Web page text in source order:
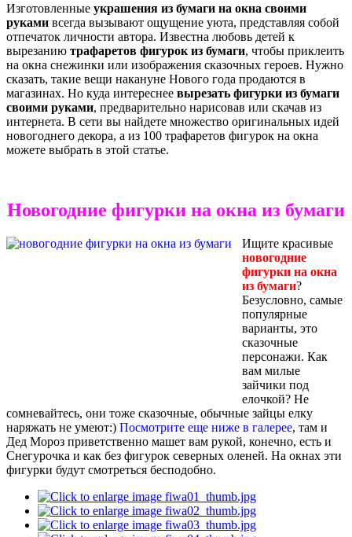
Изготовленные украшения из бумаги на окна своими
руками всегда вызывают ощущение уюта, представляя собой
отпечаток личности автора. Известна любовь детей к
вырезанию трафаретов фигурок из бумаги, чтобы приклеить
на окна снежинки или изображения сказочных героев. Нужно
сказать, такие вещи накануне Нового года продаются в
магазинах. Но куда интереснее вырезать фигурки из бумаги
своими руками, предварительно нарисовав или скачав из
интернета. В сети вы найдете множество оригинальных идей
новогоднего декора, а из 100 трафаретов фигурок на окна
можете выбрать в этой статье.
Новогодние фигурки на окна из бумаги
Ищите красивые
новогодние
фигурки на окна
из бумаги?
Безусловно, самые
популярные
варианты, это
сказочные
персонажи. Как
вам милые
зайчики под
елочкой? Не
сомневайтесь, они тоже сказочные, обычные зайцы елку
наряжать не умеют:) Посмотрите еще ниже в галерее, там и
Дед Мороз приветственно машет вам рукой, конечно, есть и
Снегурочка и как без фигурок северных оленей. На окнах эти
фигурки будут смотреться бесподобно.